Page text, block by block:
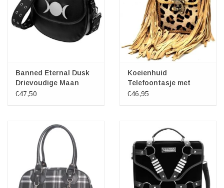
Banned Eternal Dusk
Drievoudige Maan
Schoudertas
€47,50
Koeienhuid
Telefoontasje met
franjes en Vintage
€46,95